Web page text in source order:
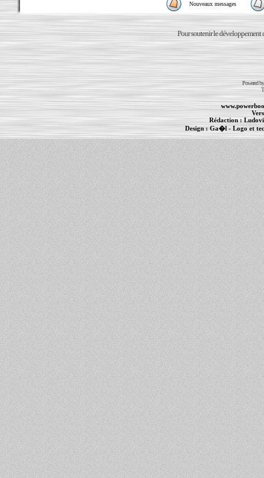
Nouveaux messages
Pour soutenir le développement
Powered
Rédaction :
Design :Ga�l- Logo et
Informations : PowerBook- MacBook Pro -